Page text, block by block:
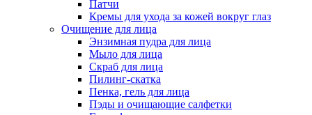
Патчи
Кремы для ухода за кожей вокруг глаз
Очищение для лица
Энзимная пудра для лица
Мыло для лица
Скраб для лица
Пилинг-скатка
Пенка, гель для лица
Пэды и очищающие салфетки